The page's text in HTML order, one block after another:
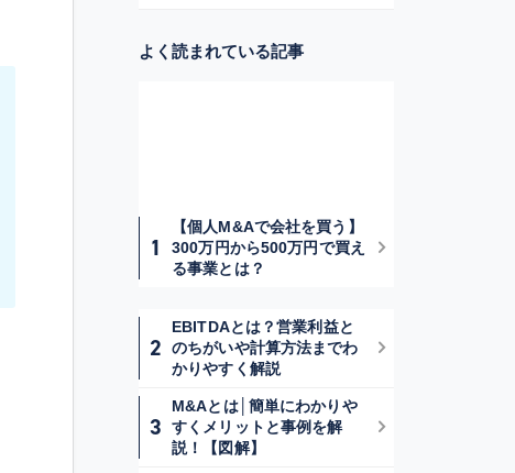
よく読まれている記事
【個人M&Aで会社を買う】
300万円から500万円で買え
る事業とは？
EBITDAとは？営業利益と
のちがいや計算方法までわ
かりやすく解説
M&Aとは│簡単にわかりや
すくメリットと事例を解
説！【図解】